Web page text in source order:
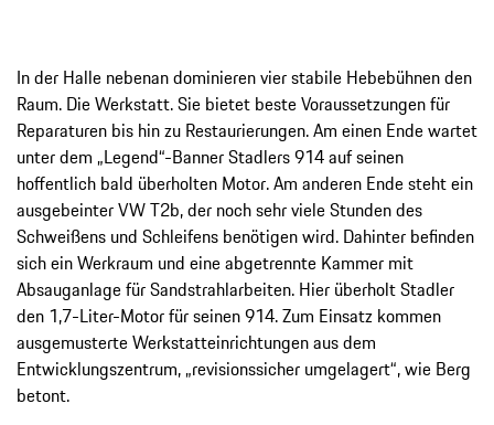
In der Halle nebenan dominieren vier stabile Hebebühnen den
Raum. Die Werkstatt. Sie bietet beste Voraussetzungen für
Reparaturen bis hin zu Restaurierungen. Am einen Ende wartet
unter dem „Legend“-Banner Stadlers 914 auf seinen
hoffentlich bald überholten Motor. Am anderen Ende steht ein
ausgebeinter VW T2b, der noch sehr viele Stunden des
Schweißens und Schleifens benötigen wird. Dahinter befinden
sich ein Werkraum und eine abgetrennte Kammer mit
Absauganlage für Sandstrahlarbeiten. Hier überholt Stadler
den 1,7-Liter-Motor für seinen 914. Zum Einsatz kommen
ausgemusterte Werkstatteinrichtungen aus dem
Entwicklungszentrum, „revisionssicher umgelagert“, wie Berg
betont.